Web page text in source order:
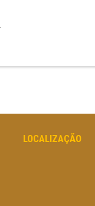
LOCALIZAÇÃO